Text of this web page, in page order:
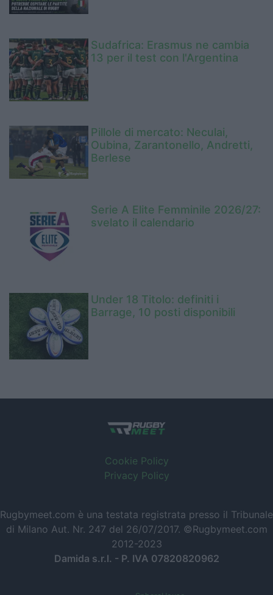
Sudafrica: Erasmus ne cambia
13 per il test con l'Argentina
Pillole di mercato: Neculai,
Oubina, Zarantonello, Andretti,
Berlese
Serie A Elite Femminile 2026/27:
svelato il calendario
Under 18 Titolo: definiti i
Barrage, 10 posti disponibili
Cookie Policy
Privacy Policy
Rugbymeet.com è una testata registrata presso il Tribunale
di Milano Aut. Nr. 247 del 26/07/2017. ©Rugbymeet.com
2012-2023
Damida s.r.l. - P. IVA 07820820962